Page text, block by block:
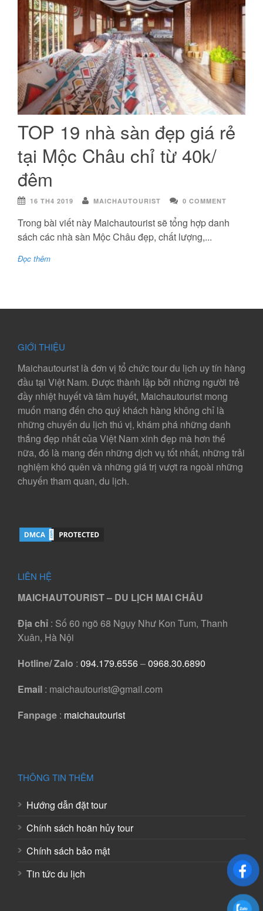
TOP 19 nhà sàn đẹp giá rẻ
tại Mộc Châu chỉ từ 40k/
đêm
16 TH4 2019 MAICHAUTOURIST 0 COMMENT
Trong bài viết này Maichautourist sẽ tổng hợp danh
sách các nhà sàn Mộc Châu đẹp, chất lượng,...
Đọc thêm
GIỚI THIỆU
Maichautourist là đơn vị tổ chức tour du lịch uy tín hàng
đầu tại Việt Nam. Được thành lập bởi những người trẻ
đầy nhiệt huyết và tâm huyết, Maichautourist mong
muốn mang đến cho quý khách hàng không chỉ là
những chuyến du lịch thú vị, khám phá những danh
thắng đẹp nhất của Việt Nam xinh đẹp mà hơn thế
nữa, đó là mang đến những dịch vụ tốt nhất, những trải
nghiệm khó quên và những giá trị vượt ra ngoài những
chuyến tham quan, du lịch.
LIÊN HỆ
MAICHAUTOURIST – DU LỊCH MAI CHÂU
Địa chỉ : Số 60 ngõ 68 Ngụy Như Kon Tum, Thanh
Xuân, Hà Nội
Hotline/ Zalo : 094.179.6556–0968.30.6890
Email : maichautourist@gmail.com
Fanpage : maichautourist
THÔNG TIN THÊM
Hướng dẫn đặt tour
Chính sách hoãn hủy tour
Chính sách bảo mật
Tin tức du lịch